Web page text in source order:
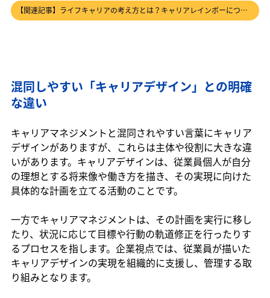
【関連記事】ライフキャリアの考え方とは？キャリアレインボーについても解説！ の記事はこちら→
混同しやすい「キャリアデザイン」との明確
な違い
キャリアマネジメントと混同されやすい言葉にキャリア
デザインがありますが、これらは主体や役割に大きな違
いがあります。キャリアデザインは、従業員個人が自分
の理想とする将来像や働き方を描き、その実現に向けた
具体的な計画を立てる活動のことです。
一方でキャリアマネジメントは、その計画を実行に移し
たり、状況に応じて目標や行動の軌道修正を行ったりす
るプロセスを指します。企業視点では、従業員が描いた
キャリアデザインの実現を組織的に支援し、管理する取
り組みとなります。